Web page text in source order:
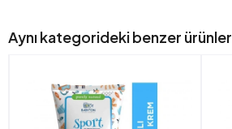
Aynı kategorideki benzer ürünler